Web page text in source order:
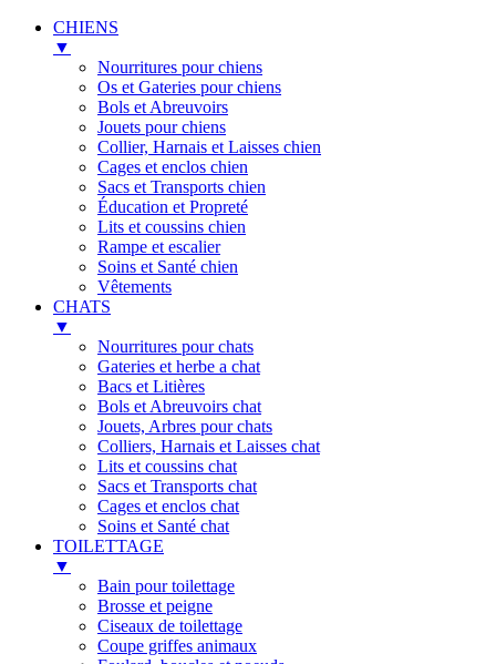
CHIENS
▼
Nourritures pour chiens
Os et Gateries pour chiens
Bols et Abreuvoirs
Jouets pour chiens
Collier, Harnais et Laisses chien
Cages et enclos chien
Sacs et Transports chien
Éducation et Propreté
Lits et coussins chien
Rampe et escalier
Soins et Santé chien
Vêtements
CHATS
▼
Nourritures pour chats
Gateries et herbe a chat
Bacs et Litières
Bols et Abreuvoirs chat
Jouets, Arbres pour chats
Colliers, Harnais et Laisses chat
Lits et coussins chat
Sacs et Transports chat
Cages et enclos chat
Soins et Santé chat
TOILETTAGE
▼
Bain pour toilettage
Brosse et peigne
Ciseaux de toilettage
Coupe griffes animaux